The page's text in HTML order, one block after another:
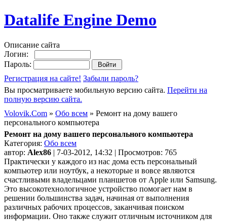
Datalife Engine Demo
Описание сайта
Логин:
Пароль:
Регистрация на сайте! Забыли пароль?
Вы просматриваете мобильную версию сайта. Перейти на
полную версию сайта.
Volovik.Com » Обо всем » Ремонт на дому вашего
персонального компьютера
Ремонт на дому вашего персонального компьютера
Категория: Обо всем
автор: Alex86 | 7-03-2012, 14:32 | Просмотров: 765
Практически у каждого из нас дома есть персональный
компьютер или ноутбук, а некоторые и вовсе являются
счастливыми владельцами планшетов от Apple или Samsung.
Это высокотехнологичное устройство помогает нам в
решении большинства задач, начиная от выполнения
различных рабочих процессов, заканчивая поиском
информации. Оно также служит отличным источником для